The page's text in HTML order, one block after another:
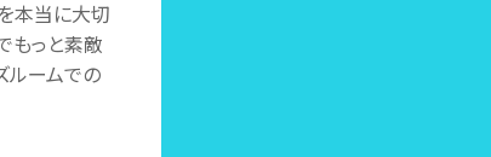
本当に大切
もっと素敵
ルームでの